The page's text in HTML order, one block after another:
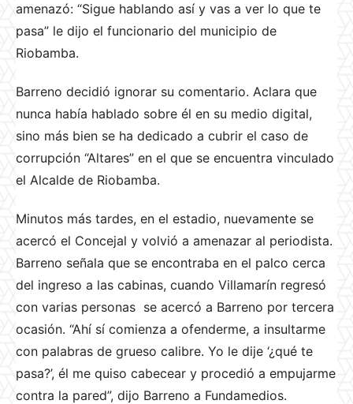
amenazó: “Sigue hablando así y vas a ver lo que te
pasa” le dijo el funcionario del municipio de
Riobamba.
Barreno decidió ignorar su comentario. Aclara que
nunca había hablado sobre él en su medio digital,
sino más bien se ha dedicado a cubrir el caso de
corrupción “Altares” en el que se encuentra vinculado
el Alcalde de Riobamba.
Minutos más tardes, en el estadio, nuevamente se
acercó el Concejal y volvió a amenazar al periodista.
Barreno señala que se encontraba en el palco cerca
del ingreso a las cabinas, cuando Villamarín regresó
con varias personas se acercó a Barreno por tercera
ocasión. “Ahí sí comienza a ofenderme, a insultarme
con palabras de grueso calibre. Yo le dije ‘¿qué te
pasa?’, él me quiso cabecear y procedió a empujarme
contra la pared”, dijo Barreno a Fundamedios.